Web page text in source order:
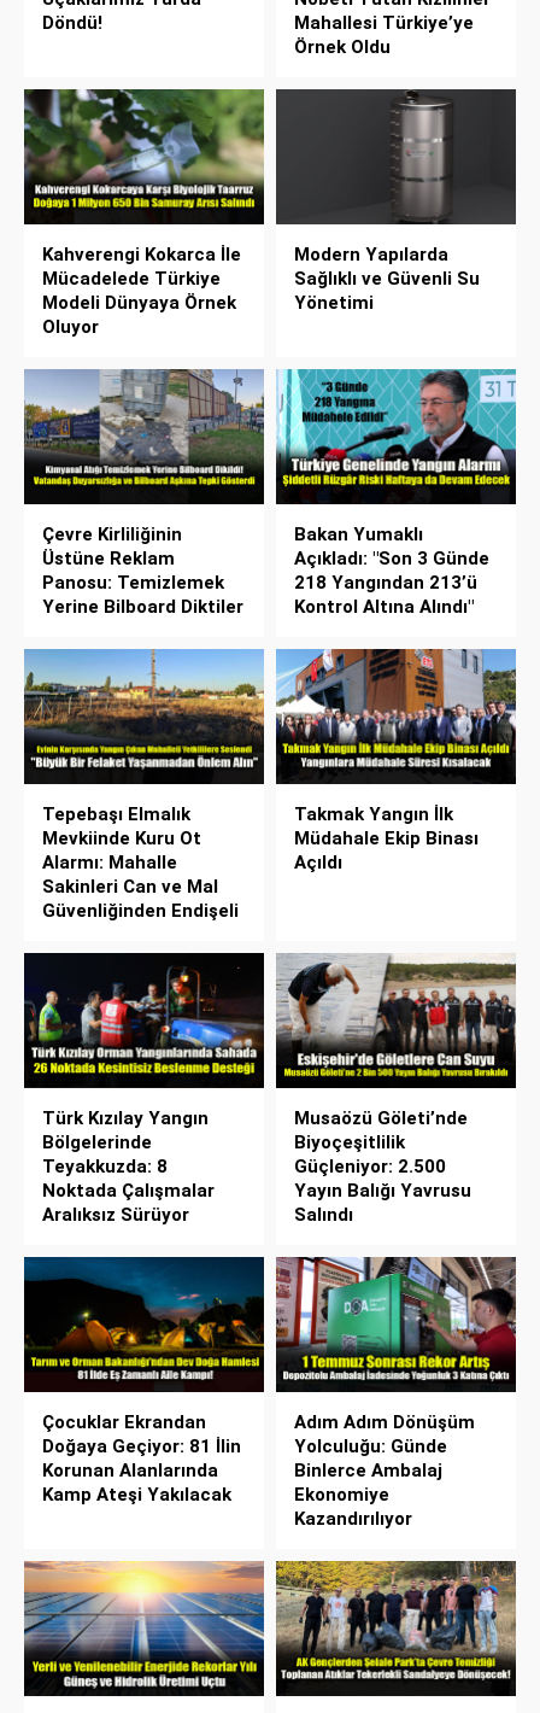
Döndü!
Mahallesi Türkiye’ye
Örnek Oldu
Kahverengi Kokarca İle
Mücadelede Türkiye
Modeli Dünyaya Örnek
Oluyor
Modern Yapılarda
Sağlıklı ve Güvenli Su
Yönetimi
Çevre Kirliliğinin
Üstüne Reklam
Panosu: Temizlemek
Yerine Bilboard Diktiler
Bakan Yumaklı
Açıkladı: "Son 3 Günde
218 Yangından 213’ü
Kontrol Altına Alındı"
Tepebaşı Elmalık
Mevkiinde Kuru Ot
Alarmı: Mahalle
Sakinleri Can ve Mal
Güvenliğinden Endişeli
Takmak Yangın İlk
Müdahale Ekip Binası
Açıldı
Türk Kızılay Yangın
Bölgelerinde
Teyakkuzda: 8
Noktada Çalışmalar
Aralıksız Sürüyor
Musaözü Göleti’nde
Biyoçeşitlilik
Güçleniyor: 2.500
Yayın Balığı Yavrusu
Salındı
Çocuklar Ekrandan
Doğaya Geçiyor: 81 İlin
Korunan Alanlarında
Kamp Ateşi Yakılacak
Adım Adım Dönüşüm
Yolculuğu: Günde
Binlerce Ambalaj
Ekonomiye
Kazandırılıyor